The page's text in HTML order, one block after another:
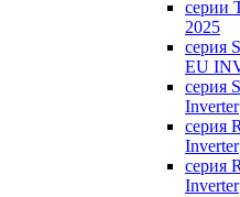
серии
2025
серия
EU
серия
Inverter
серия
Inverter
серия
Inverter